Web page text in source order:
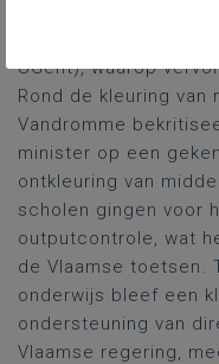
UGent), waarop
Rond de kleuring
Vandromme
minister op een
ontkleuring van
scholen gingen voor
outputcontrole, wat
de Vlaamse toetsen.
onderwijs bleef een
ondersteuning van
Vlaamse regering,